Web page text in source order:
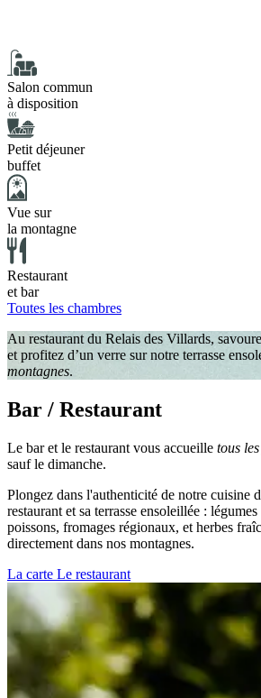
Salon commun
à disposition
Petit déjeuner
buffet
Vue sur
la montagne
Restaurant
et bar
Toutes les chambres
Au restaurant du Relais des Villards,
et profitez d’un verre sur notre terrasse
montagnes.
Bar / Restaurant
Le bar et le restaurant vous accueille tous
sauf le dimanche.
Plongez dans l'authenticité de notre cuisine
restaurant et sa terrasse ensoleillée :
poissons, fromages régionaux, et herbes
directement dans nos montagnes.
La carte Le restaurant